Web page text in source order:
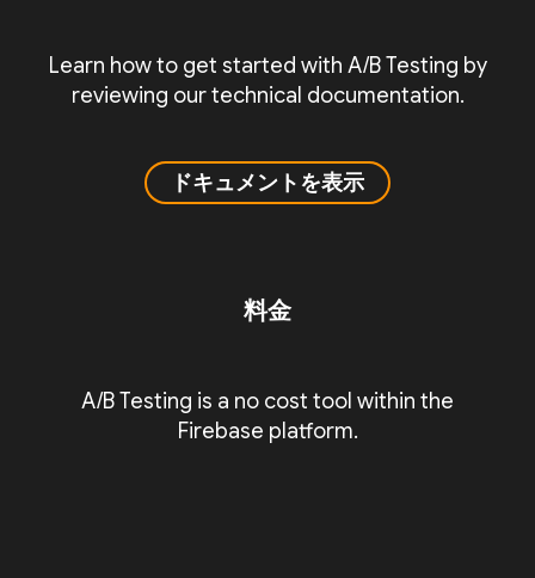
Learn how to get started with A/B Testing by
reviewing our technical documentation.
ドキュメントを表示
料金
A/B Testing is a no cost tool within the
Firebase platform.